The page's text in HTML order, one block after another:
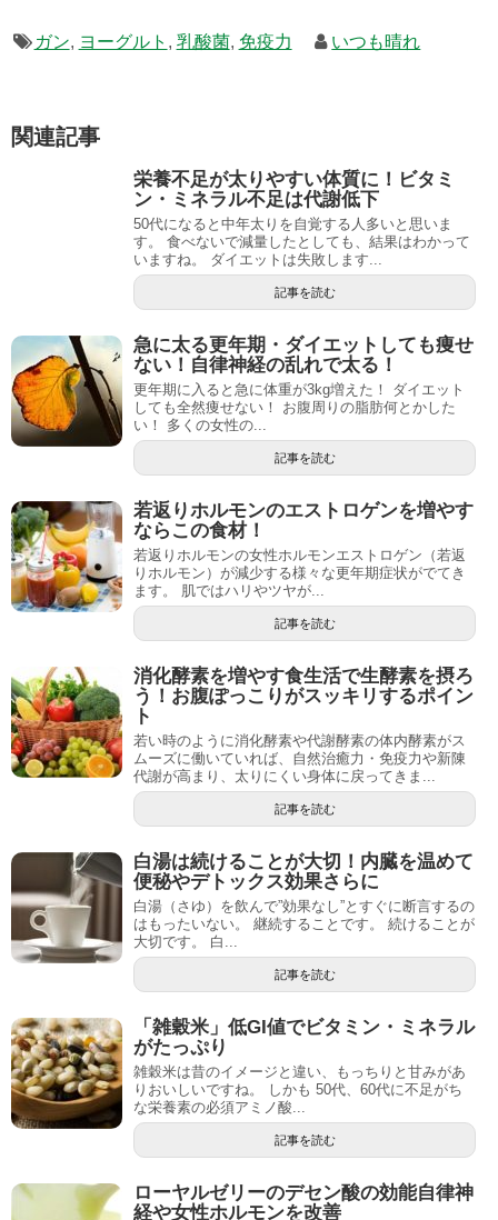
ガン, ヨーグルト , 乳酸菌, 免疫力 いつも晴れ
関連記事
栄養不足が太りやすい体質に！ビタミ
ン・ミネラル不足は代謝低下
50代になると中年太りを自覚する人多いと思いま
す。 食べないで減量したとしても、結果はわかって
いますね。 ダイエットは失敗します...
記事を読む
急に太る更年期・ダイエットしても痩せ
ない！自律神経の乱れで太る！
更年期に入ると急に体重が3kg増えた！ ダイエット
しても全然痩せない！ お腹周りの脂肪何とかした
い！ 多くの女性の...
記事を読む
若返りホルモンのエストロゲンを増やす
ならこの食材！
若返りホルモンの女性ホルモンエストロゲン（若返
りホルモン）が減少する様々な更年期症状がでてき
ます。 肌ではハリやツヤが...
記事を読む
消化酵素を増やす食生活で生酵素を摂ろ
う！お腹ぽっこりがスッキリするポイン
ト
若い時のように消化酵素や代謝酵素の体内酵素がス
ムーズに働いていれば、自然治癒力・免疫力や新陳
代謝が高まり、太りにくい身体に戻ってきま...
記事を読む
白湯は続けることが大切！内臓を温めて
便秘やデトックス効果さらに
白湯（さゆ）を飲んで”効果なし”とすぐに断言するの
はもったいない。 継続することです。 続けることが
大切です。 白...
記事を読む
「雑穀米」低GI値でビタミン・ミネラル
がたっぷり
雑穀米は昔のイメージと違い、もっちりと甘みがあ
りおいしいですね。 しかも 50代、60代に不足がち
な栄養素の必須アミノ酸...
記事を読む
ローヤルゼリーのデセン酸の効能自律神
経や女性ホルモンを改善